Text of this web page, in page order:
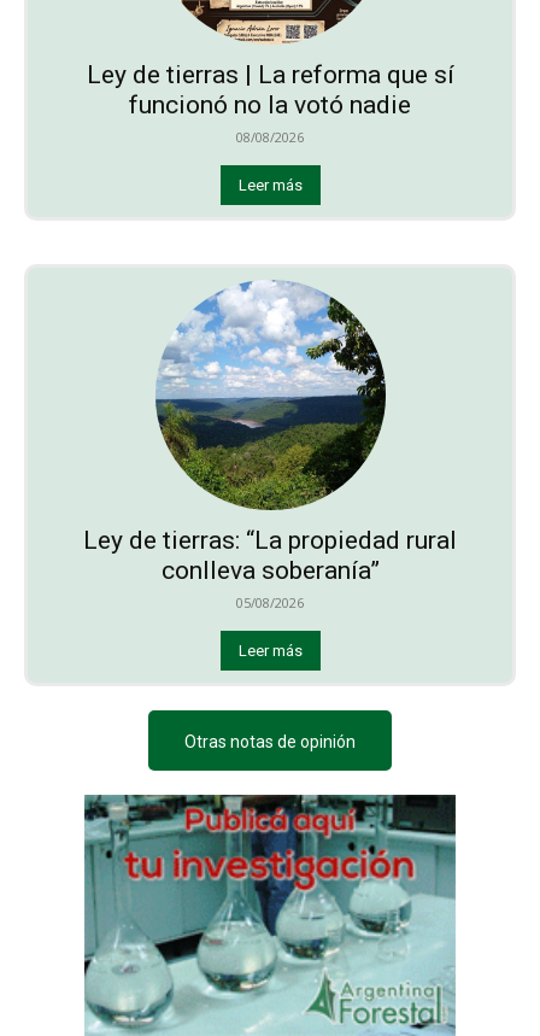
Ley de tierras | La reforma que sí
funcionó no la votó nadie
08/08/2026
Leer más
Ley de tierras: “La propiedad rural
conlleva soberanía”
05/08/2026
Leer más
Otras notas de opinión